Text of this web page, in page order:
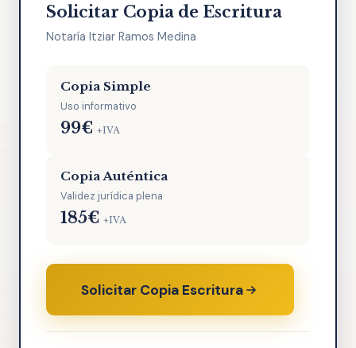
Solicitar Copia de Escritura
Notaría Itziar Ramos Medina
Copia Simple
Uso informativo
99€ +IVA
Copia Auténtica
Validez jurídica plena
185€ +IVA
Solicitar Copia Escritura